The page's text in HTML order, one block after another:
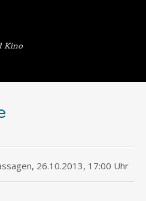
Kino
26.10.2013, 17:00 Uhr